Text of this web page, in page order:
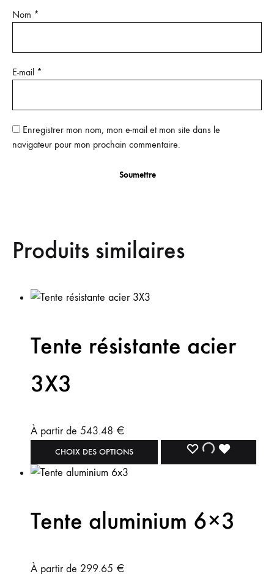
Nom *
E-mail *
Enregistrer mon nom, mon e-mail et mon site dans le
navigateur pour mon prochain commentaire.
Produits similaires
Tente résistante acier
3X3
À partir de 543.48 €
CHOIX DES OPTIONS
Tente aluminium 6×3
À partir de 299.65 €